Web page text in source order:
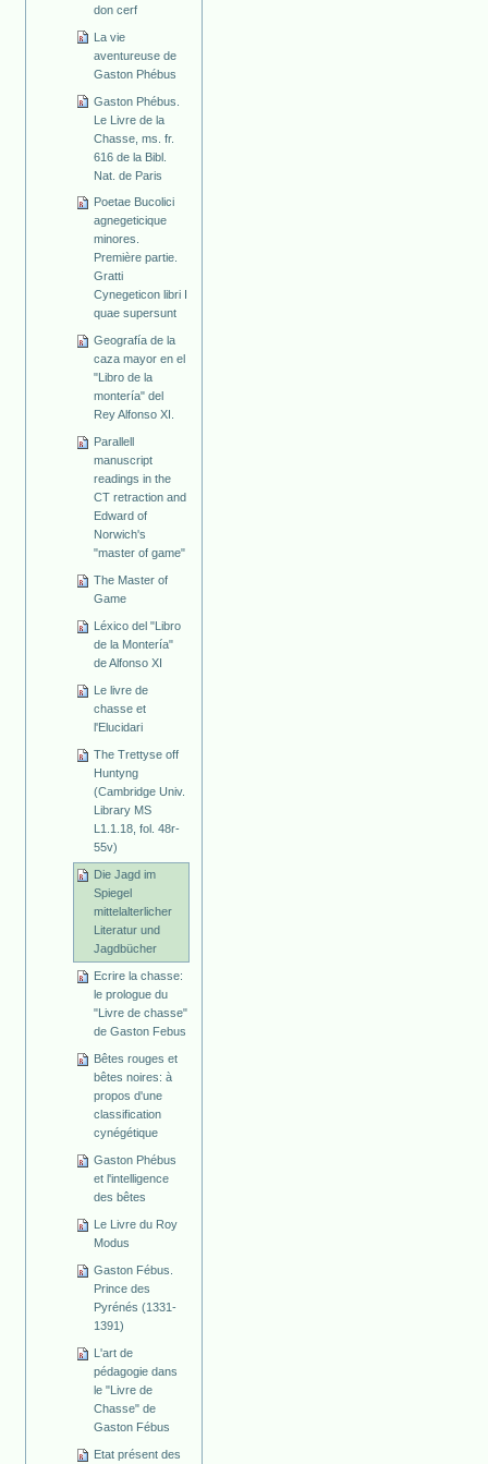
don cerf
La vie
aventureuse de
Gaston Phébus
Gaston Phébus.
Le Livre de la
Chasse, ms. fr.
616 de la Bibl.
Nat. de Paris
Poetae Bucolici
agnegeticique
minores.
Première partie.
Gratti
Cynegeticon libri I
quae supersunt
Geografía de la
caza mayor en el
"Libro de la
montería" del
Rey Alfonso XI.
Parallell
manuscript
readings in the
CT retraction and
Edward of
Norwich's
"master of game"
The Master of
Game
Léxico del "Libro
de la Montería"
de Alfonso XI
Le livre de
chasse et
l'Elucidari
The Trettyse off
Huntyng
(Cambridge Univ.
Library MS
L1.1.18, fol. 48r-
55v)
Die Jagd im
Spiegel
mittelalterlicher
Literatur und
Jagdbücher
Ecrire la chasse:
le prologue du
"Livre de chasse"
de Gaston Febus
Bêtes rouges et
bêtes noires: à
propos d'une
classification
cynégétique
Gaston Phébus
et l'intelligence
des bêtes
Le Livre du Roy
Modus
Gaston Fébus.
Prince des
Pyrénés (1331-
1391)
L'art de
pédagogie dans
le "Livre de
Chasse" de
Gaston Fébus
Etat présent des